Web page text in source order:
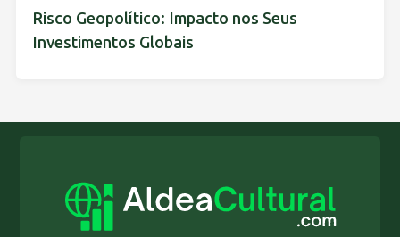
Risco Geopolítico: Impacto nos Seus
Investimentos Globais